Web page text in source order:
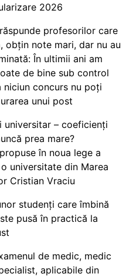
2026
profesorilor care
obțin note mari, dar nu au
În ultimii ani am
de bine sub control
concurs nu poți
unui post
universitar – coeficienți
prea mare?
în noua lege a
universitate din Marea
Cristian Vraciu
studenți care îmbină
pusă în practică la
de medic, medic
aplicabile din